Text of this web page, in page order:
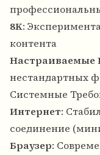
8K:
контента
Настраиваемые
нестандартных
Системные
Интернет:
соединение
Браузер: